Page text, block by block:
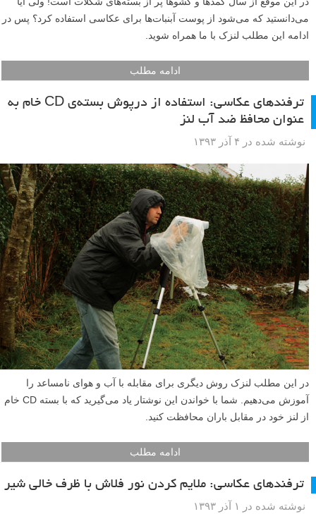
در این موقع از سال کمدها و کشوها پر از بسته‌های شکلات است! ولی آیا
می‌دانستید که می‌شود از پوست آبنبات‌ها برای عکاسی استفاده کرد؟ پس در
ادامه این مطلب لنزک با ما همراه شوید.
ادامه مطلب
ترفندهای عکاسی: استفاده از درپوش بسته‌ی CD‌ خام به
عنوان محافظ ضد آب لنز
نوشته شده در ۴ آذر ۱۳۹۳